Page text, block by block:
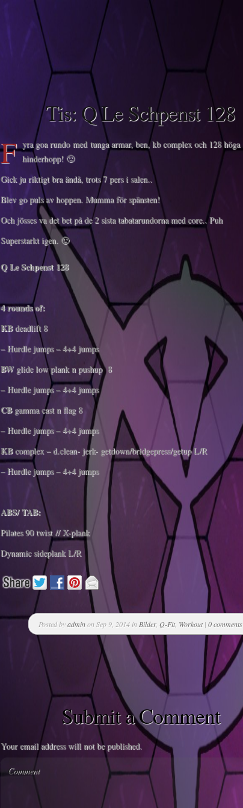
Tis: Q Le Schpenst 128
F yra goa rundo med tunga armar, ben, kb complex och 128 höga
hinderhopp! 🙂
Gick ju riktigt bra ändå, trots 7 pers i salen..
Blev go puls av hoppen. Mumma för spänsten!
Och jösses va det bet på de 2 sista tabatarundorna med core.. Puh
Superstarkt igen. 🙂
Q Le Schpenst 128
4 rounds of:
KBdeadlift 8
– Hurdle jumps – 4+4 jumps
BWglide low plank n pushup 8
– Hurdle jumps – 4+4 jumps
CBgamma cast n flag 8
– Hurdle jumps – 4+4 jumps
KBcomplex – d.clean- jerk- getdown/bridgepress/getup L/R
– Hurdle jumps – 4+4 jumps
ABS/ TAB:
Pilates 90 twist // X-plank
Dynamic sideplank L/R
Posted byadminon Sep 9, 2014 in Bilder, Q-Fit, Workout| 0 comments
Submit a Comment
Your email address will not be published.